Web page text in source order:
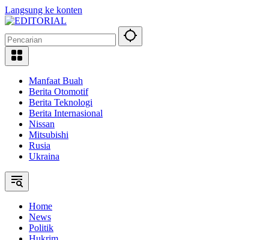
Langsung ke konten
Manfaat Buah
Berita Otomotif
Berita Teknologi
Berita Internasional
Nissan
Mitsubishi
Rusia
Ukraina
Home
News
Politik